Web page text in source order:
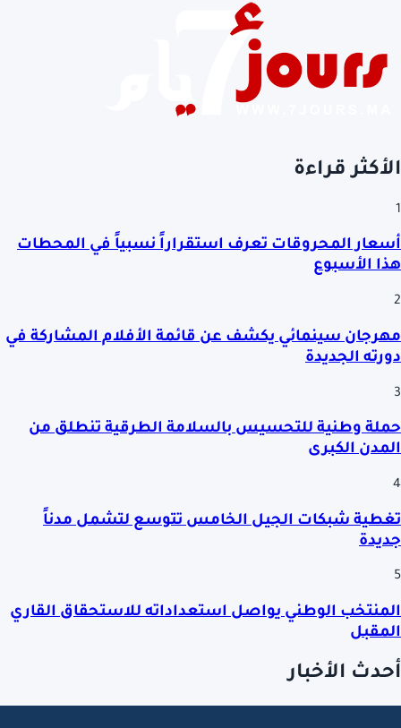
الأكثر قراءة
1
أسعار المحروقات تعرف استقراراً نسبياً في المحطات
هذا الأسبوع
2
مهرجان سينمائي يكشف عن قائمة الأفلام المشاركة في
دورته الجديدة
3
حملة وطنية للتحسيس بالسلامة الطرقية تنطلق من
المدن الكبرى
4
تغطية شبكات الجيل الخامس تتوسع لتشمل مدناً
جديدة
5
المنتخب الوطني يواصل استعداداته للاستحقاق القاري
المقبل
أحدث الأخبار